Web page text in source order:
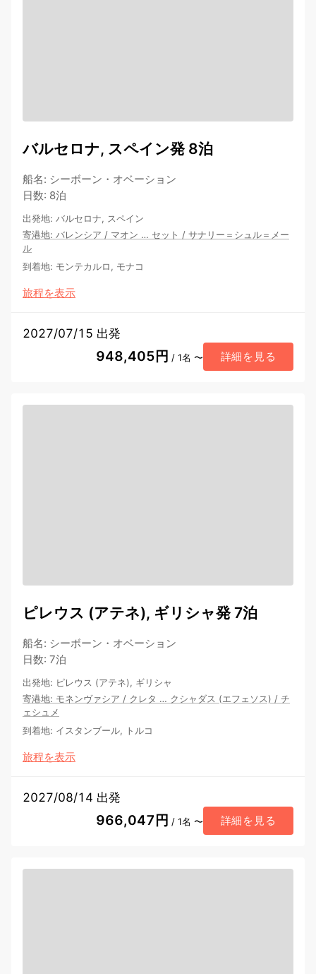
バルセロナ, スペイン発 8泊
船名: シーボーン・オベーション
日数: 8泊
出発地: バルセロナ, スペイン
寄港地: バレンシア / マオン … セット / サナリー＝シュル＝メー
ル
到着地: モンテカルロ, モナコ
旅程を表示
2027/07/15 出発
948,405円 / 1名 〜 詳細を見る
ピレウス (アテネ), ギリシャ発 7泊
船名: シーボーン・オベーション
日数: 7泊
出発地: ピレウス (アテネ), ギリシャ
寄港地: モネンヴァシア / クレタ … クシャダス (エフェソス) / チ
ェシュメ
到着地: イスタンブール, トルコ
旅程を表示
2027/08/14 出発
966,047円 / 1名 〜 詳細を見る